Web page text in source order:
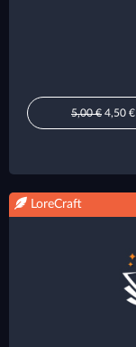
5,00 € 4,50 €
LoreCraft